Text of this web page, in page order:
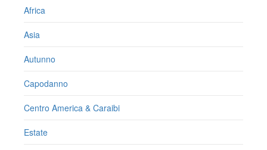
Africa
Asia
Autunno
Capodanno
Centro America & Caraibi
Estate